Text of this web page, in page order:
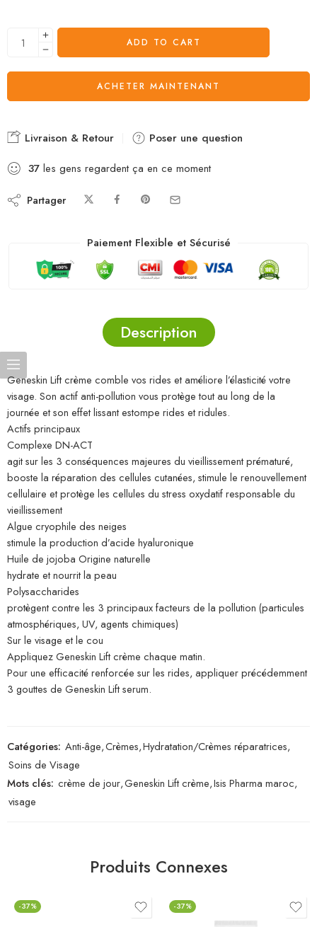
ADD TO CART
ACHETER MAINTENANT
Livraison & Retour
Poser une question
37 les gens regardent ça en ce moment
Partager
Paiement Flexible et Sécurisé
Description
Geneskin Lift crème comble vos rides et améliore l’élasticité votre
visage. Son actif anti-pollution vous protège tout au long de la
journée et son effet lissant estompe rides et ridules.
Actifs principaux
Complexe DN-ACT
agit sur les 3 conséquences majeures du vieillissement prématuré,
booste la réparation des cellules cutanées, stimule le renouvellement
cellulaire et protège les cellules du stress oxydatif responsable du
vieillissement
Algue cryophile des neiges
stimule la production d’acide hyaluronique
Huile de jojoba Origine naturelle
hydrate et nourrit la peau
Polysaccharides
protègent contre les 3 principaux facteurs de la pollution (particules
atmosphériques, UV, agents chimiques)
Sur le visage et le cou
Appliquez Geneskin Lift crème chaque matin.
Pour une efficacité renforcée sur les rides, appliquer précédemment
3 gouttes de Geneskin Lift serum.
Catégories: Anti-âge,Crèmes,Hydratation/Crèmes réparatrices,
Soins de Visage
Mots clés: crème de jour,Geneskin Lift crème,Isis Pharma maroc,
visage
Produits Connexes
-37% -37%